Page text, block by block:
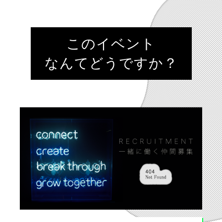
このイベント
なんてどうですか？